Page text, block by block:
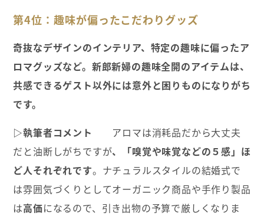
第4位：趣味が偏ったこだわりグッズ
奇抜なデザインのインテリア、特定の趣味に偏ったア
ロマグッズなど。新郎新婦の趣味全開のアイテムは、
共感できるゲスト以外には意外と困りものになりがち
です。
▷執筆者コメント
アロマは消耗品だから大丈夫
だと油断しがちですが、「嗅覚や味覚などの５感」ほ
ど人それぞれです。ナチュラルスタイルの結婚式で
は雰囲気づくりとしてオーガニック商品や手作り製品
は高価になるので、引き出物の予算で厳しくなりま